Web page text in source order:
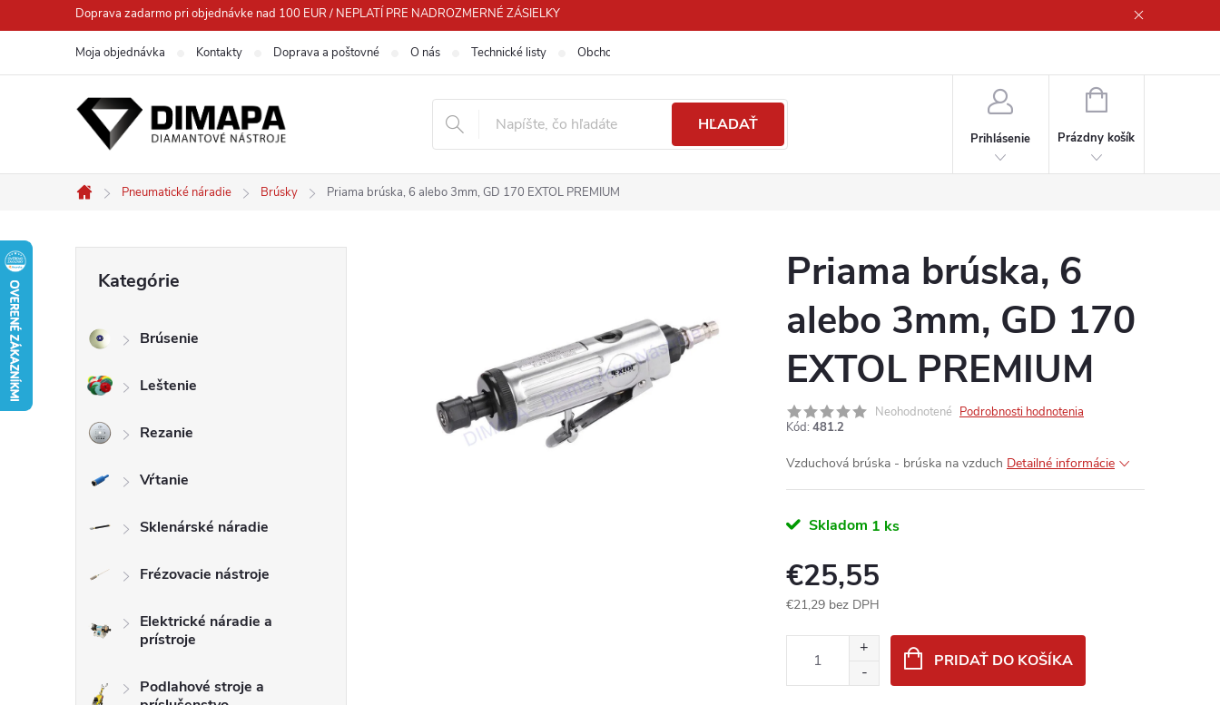
na
Doprava zadarmo pri objednávke nad 100 EUR / NEPLATÍ PRE NADROZMERNÉ ZÁSIELKY
Moja objednávka Kontakty Doprava a poštovné O nás Technické listy Obchodné podmienky
HĽADAŤ
Prihlásenie
NÁKUPNÝ
Prázdny košík
Domov
Pneumatické náradie Brúsky Priama brúska, 6 alebo 3mm, GD 170 EXTOL PREMIUM
č
n
ý
p
a
n
e
kategórie
Kategórie
Brúsenie
Leštenie
Rezanie
Vŕtanie
Sklenárské náradie
Frézovacie nástroje
Elektrické náradie a
prístroje
Podlahové stroje a
Priama brúska, 6
alebo 3mm, GD 170
EXTOL PREMIUM
Neohodnotené Podrobnosti hodnotenia
Kód: 481.2
Vzduchová brúska - brúska na vzduch Detailné informácie
Skladom 1 ks
€25,55
€21,29 bez DPH
PRIDAŤ DO KOŠÍKA